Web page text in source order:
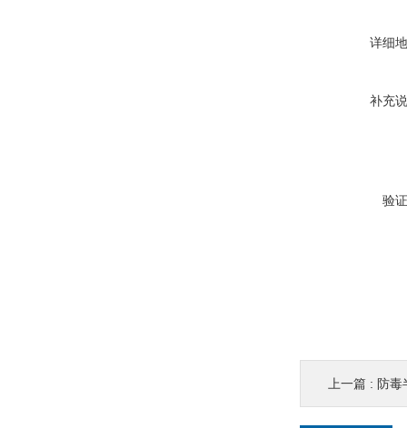
详细
补充
验
上一篇 : 防毒